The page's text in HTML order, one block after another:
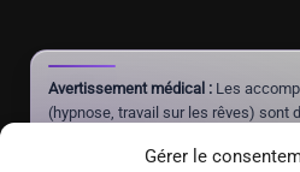
Gérer le
Avertissement médical : Les
(hypnose, travail sur les rêves) sont
constituent pas un acte médical, ne